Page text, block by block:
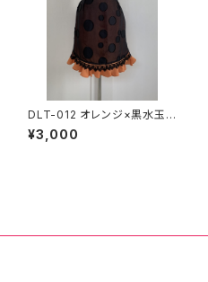
DLT-012 オレンジ×黒水玉
エプロン
¥3,000